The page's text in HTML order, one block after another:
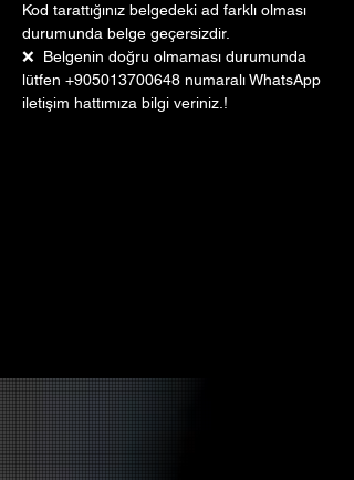
Kod tarattığınız belgedeki ad farklı olması
durumunda belge geçersizdir.
❌  Belgenin doğru olmaması durumunda
lütfen +905013700648 numaralı WhatsApp
iletişim hattımıza bilgi veriniz.!